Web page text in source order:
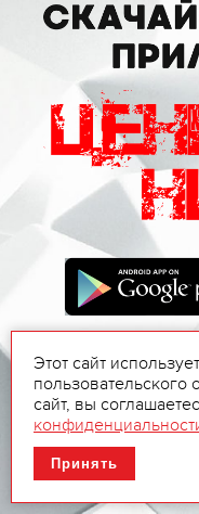
Этот сайт
пользовательского
сайт, вы
Принять